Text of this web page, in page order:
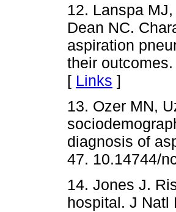
12. Lanspa
Dean NC.
aspiration
their
[ Links ]
13. Ozer MN,
diagnosis of
47. 10.14744/
14. Jones J.
hospital. J Natl